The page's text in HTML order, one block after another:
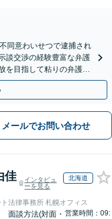
同意わいせつで逮捕され
談交渉の経験豊富な弁護
を目指して粘りの弁護活
メールでお問い合わせ
佳
インタビュ
ーを見る
北海道
法律事務所 札幌オフィス
面談方法(対面・ 営業時間：09: